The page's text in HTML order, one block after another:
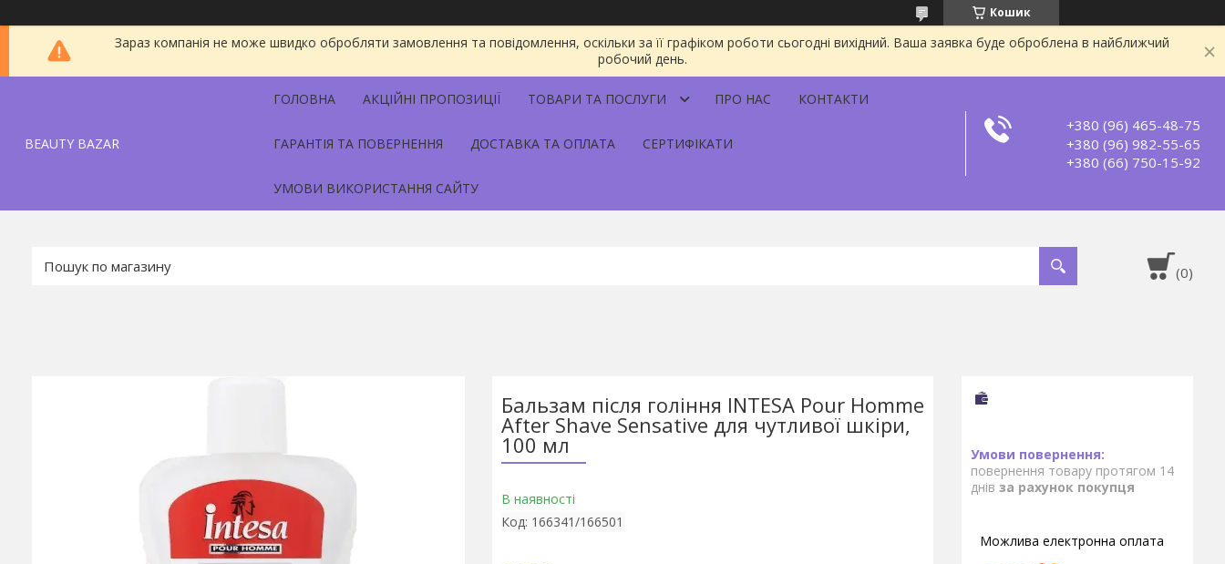
Кошик
Зараз компанія не може швидко обробляти замовлення та повідомлення, оскільки за її графіком роботи сьогодні вихідний. Ваша заявка буде оброблена в найближчий
робочий день.
BEAUTY BAZAR
ГОЛОВНА АКЦІЙНІ ПРОПОЗИЦІЇ ТОВАРИ ТА ПОСЛУГИ ПРО НАС КОНТАКТИ
ГАРАНТІЯ ТА ПОВЕРНЕННЯ ДОСТАВКА ТА ОПЛАТА СЕРТИФІКАТИ
УМОВИ ВИКОРИСТАННЯ САЙТУ
+380 (96) 465-48-75
+380 (96) 982-55-65
+380 (66) 750-15-92
Бальзам після гоління INTESA Pour Homme
After Shave Sensative для чутливої шкіри,
100 мл
В наявності
Код: 166341/166501
повернення товару протягом 14
днів за рахунок покупця